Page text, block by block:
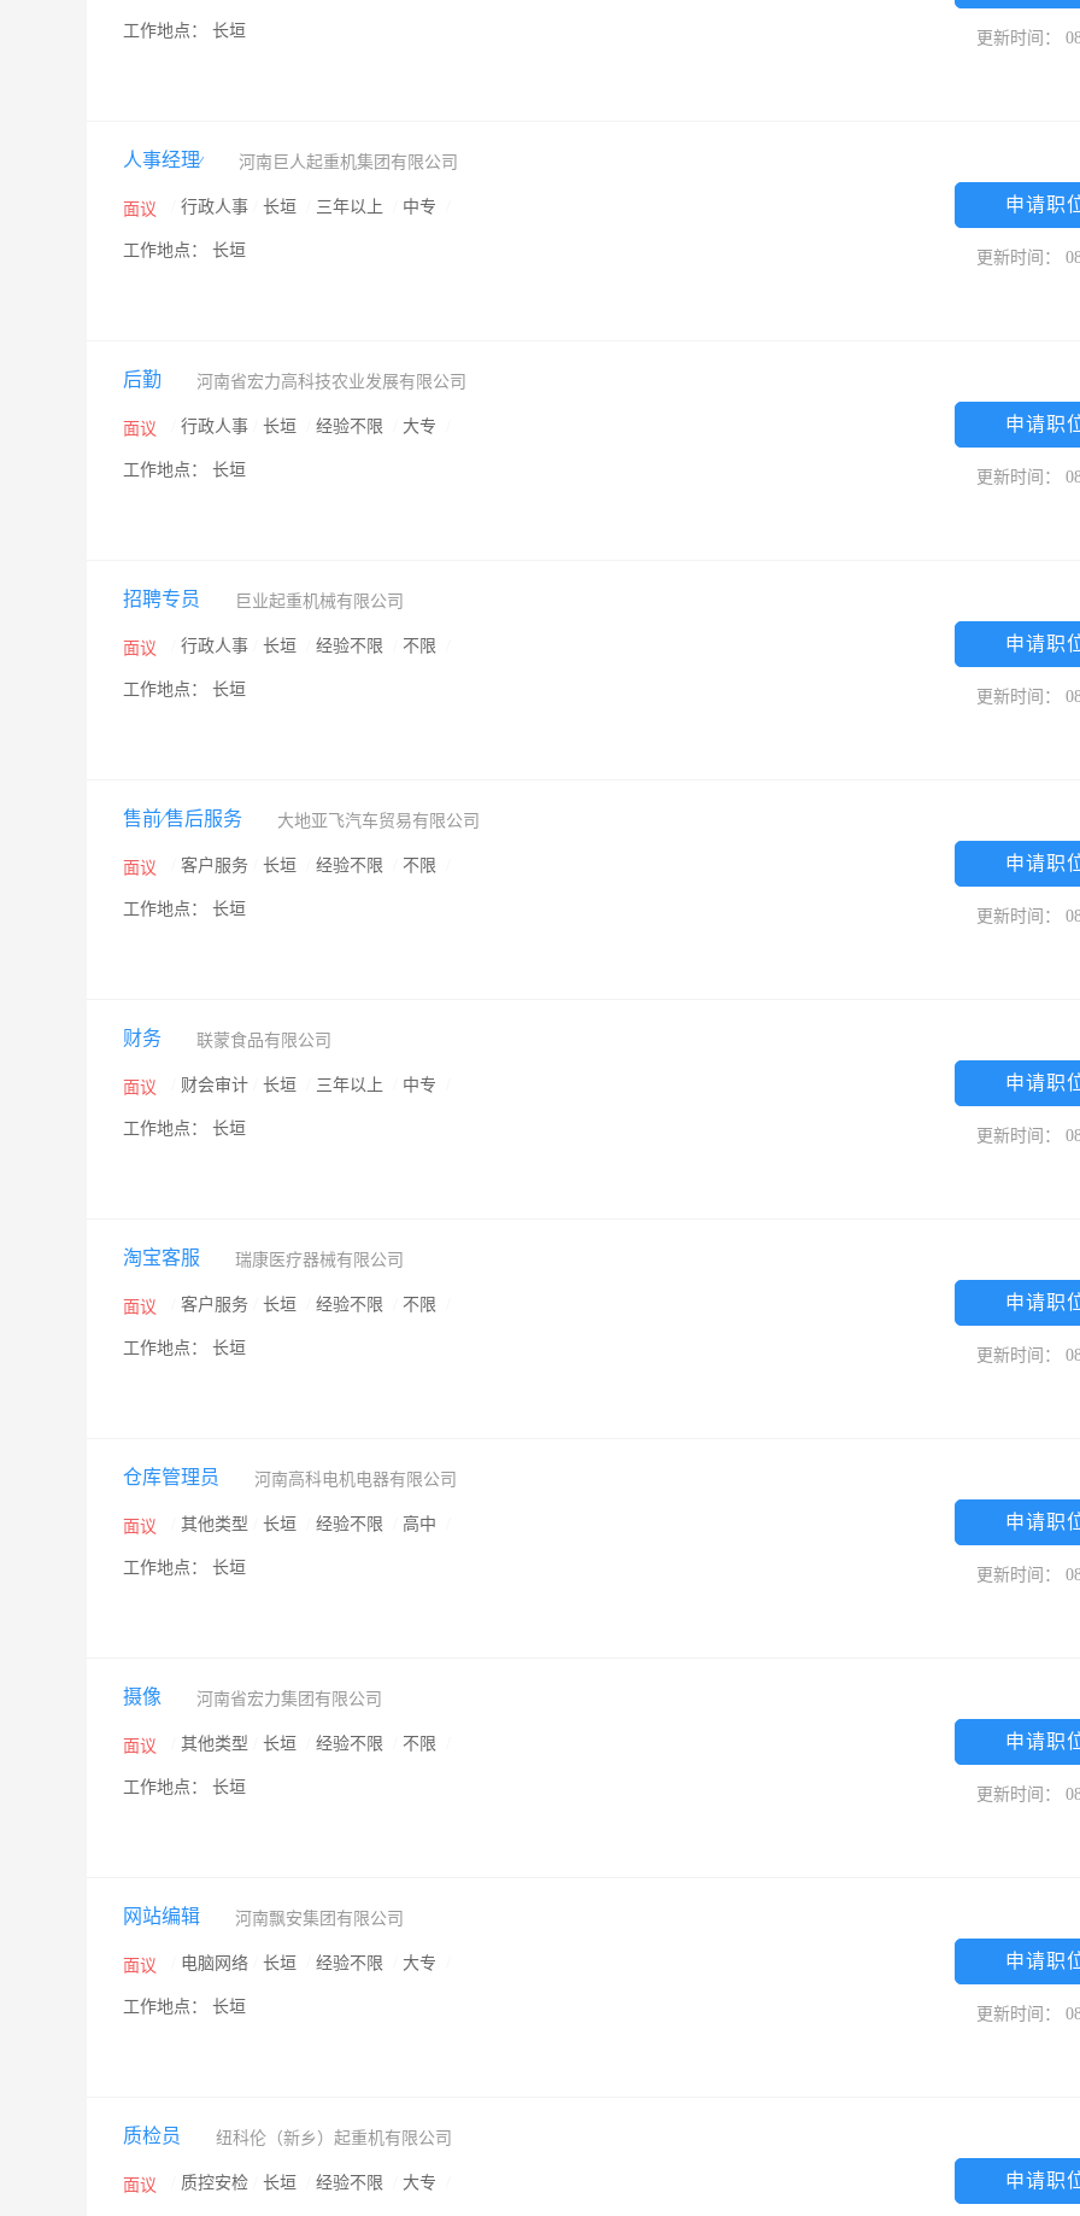
工作地点： 长垣 更新时间：
人事经理∕ 河南巨人起重机集团有限公司
面议 行政人事 长垣 三年以上 中专
工作地点： 长垣
申请职
更新时间：
后勤 河南省宏力高科技农业发展有限公司
面议 行政人事 长垣 经验不限 大专
工作地点： 长垣
申请职
更新时间：
招聘专员 巨业起重机械有限公司
面议 行政人事 长垣 经验不限 不限
工作地点： 长垣
申请职
更新时间：
售前∕售后服务 大地亚飞汽车贸易有限公司
面议 客户服务 长垣 经验不限 不限
工作地点： 长垣
申请职
更新时间：
财务 联蒙食品有限公司
面议 财会审计 长垣 三年以上 中专
工作地点： 长垣
申请职
更新时间：
淘宝客服 瑞康医疗器械有限公司
面议 客户服务 长垣 经验不限 不限
工作地点： 长垣
申请职
更新时间：
仓库管理员 河南高科电机电器有限公司
面议 其他类型 长垣 经验不限 高中
工作地点： 长垣
申请职
更新时间：
摄像 河南省宏力集团有限公司
面议 其他类型 长垣 经验不限 不限
工作地点： 长垣
申请职
更新时间：
网站编辑 河南飘安集团有限公司
面议 电脑网络 长垣 经验不限 大专
工作地点： 长垣
申请职
更新时间：
质检员 纽科伦（新乡）起重机有限公司
面议 质控安检 长垣 经验不限 大专 申请职